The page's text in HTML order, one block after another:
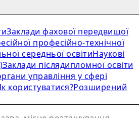
Заклади фахової передвищої
професійно-технічної
середньої освітиНаукові
Заклади післядипломної освіти
управління у сфері
користуватися?Розширений